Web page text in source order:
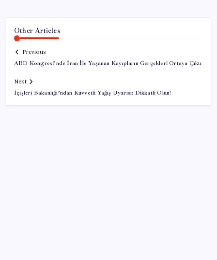
Other Articles
Previous
ABD Kongresi’nde İran İle Yaşanan Kayıpların Gerçekleri Ortaya Çıktı
Next
İçişleri Bakanlığı’ndan Kuvvetli Yağış Uyarısı: Dikkatli Olun!